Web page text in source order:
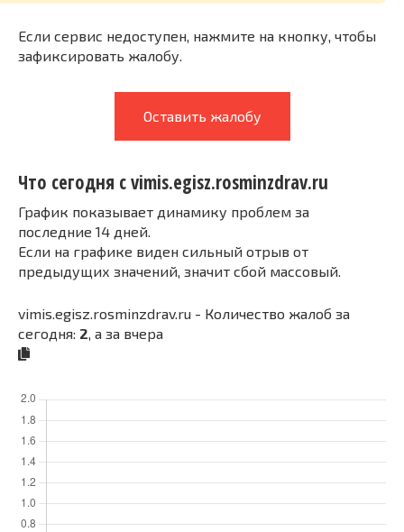
Если сервис недоступен, нажмите на кнопку, чтобы
зафиксировать жалобу.
Оставить жалобу
Что сегодня с vimis.egisz.rosminzdrav.ru
График показывает динамику проблем за
последние 14 дней.
Если на графике виден сильный отрыв от
предыдущих значений, значит сбой массовый.
vimis.egisz.rosminzdrav.ru - Количество жалоб за
сегодня: 2 , а за вчера